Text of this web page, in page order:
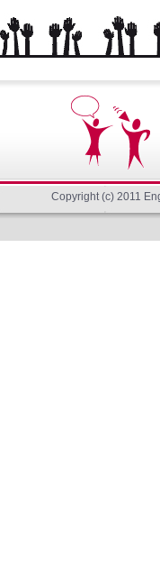
Copyright (c) 2011